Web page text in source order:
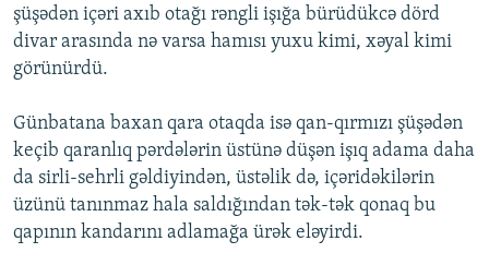
şüşədən içəri axıb otağı rəngli işığa bürüdükcə dörd
divar arasında nə varsa hamısı yuxu kimi, xəyal kimi
görünürdü.
Günbatana baxan qara otaqda isə qan-qırmızı şüşədən
keçib qaranlıq pərdələrin üstünə düşən işıq adama daha
da sirli-sehrli gəldiyindən, üstəlik də, içəridəkilərin
üzünü tanınmaz hala saldığından tək-tək qonaq bu
qapının kandarını adlamağa ürək eləyirdi.